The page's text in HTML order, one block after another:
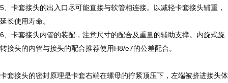
5、卡套接头的出入口尽可能直接与软管相连接。以减轻卡套接头辅重，
延长使用寿命。
6、卡套接头内管的装配，注意尺寸的配合及重量的辅助支撑。内旋式旋
转接头的内管与接头的配合推荐使用H8/e7的公差配合。
卡套接头的密封原理是卡套右端在螺母的拧紧顶压下，左端被挤进接头体